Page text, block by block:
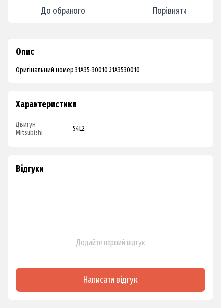
До обраного Порівняти
Опис
Оригінальний номер 31A35-30010 31A3530010
Характеристики
Двигун
Mitsubishi
S4L2
Відгуки
Додайте перший відгук
Написати відгук